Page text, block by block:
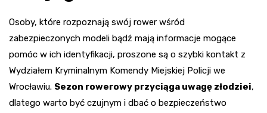
Osoby, które rozpoznają swój rower wśród
zabezpieczonych modeli bądź mają informacje mogące
pomóc w ich identyfikacji, proszone są o szybki kontakt z
Wydziałem Kryminalnym Komendy Miejskiej Policji we
Wrocławiu. Sezon rowerowy przyciąga uwagę złodziei,
dlatego warto być czujnym i dbać o bezpieczeństwo